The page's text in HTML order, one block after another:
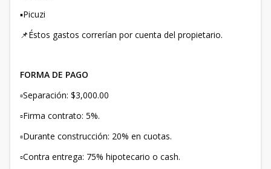
▪️Picuzi
📌Éstos gastos correrían por cuenta del propietario.
FORMA DE PAGO
▫️Separación: $3,000.00
▫️Firma contrato: 5%.
▫️Durante construcción: 20% en cuotas.
▫️Contra entrega: 75% hipotecario o cash.